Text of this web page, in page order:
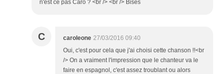
n'est ce pas Caro ? <br /> <br /> Bises
C caroleone 27/03/2016 09:40
Oui, c'est pour cela que j'ai choisi cette chanson !!<br
/> On a vraiment l'impression que le chanteur va le
faire en espagnol, c'est assez troublant ou alors